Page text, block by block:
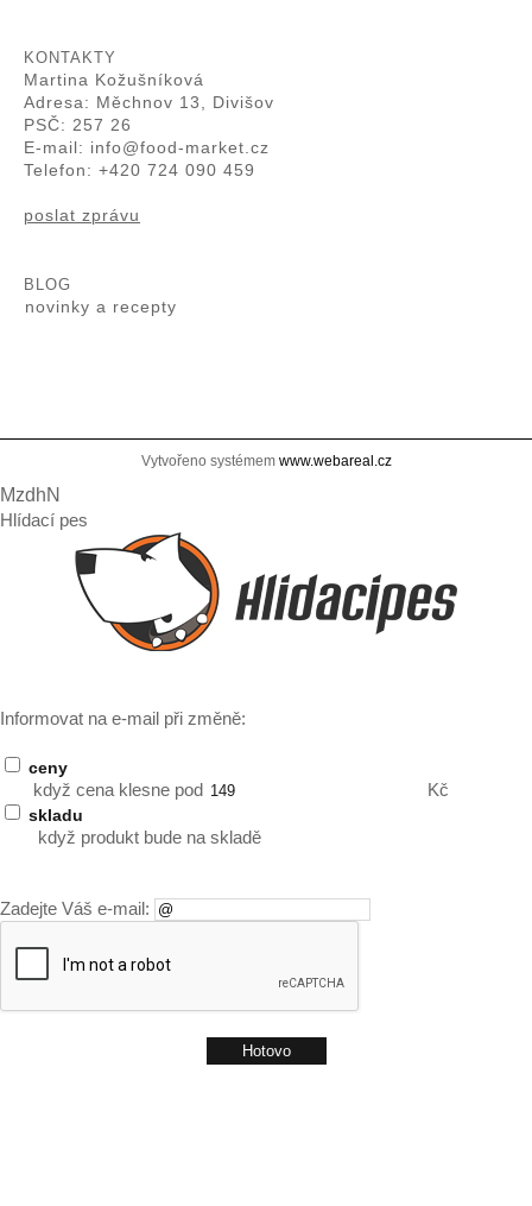
KONTAKTY
Martina Kožušníková
Adresa: Měchnov 13, Divišov
PSČ: 257 26
E-mail: info@food-market.cz
Telefon: +420 724 090 459
poslat zprávu
BLOG
novinky a recepty
Vytvořeno systémem www.webareal.cz
MzdhN
Hlídací pes
Informovat na e-mail při změně:
ceny
když cena klesne pod
Kč
skladu
když produkt bude na skladě
Zadejte Váš e-mail: